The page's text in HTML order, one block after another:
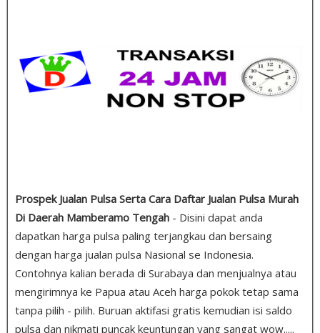
Prospek Jualan Pulsa Serta Cara Daftar Jualan Pulsa Murah
Di Daerah Mamberamo Tengah - Disini dapat anda
dapatkan harga pulsa paling terjangkau dan bersaing
dengan harga jualan pulsa Nasional se Indonesia.
Contohnya kalian berada di Surabaya dan menjualnya atau
mengirimnya ke Papua atau Aceh harga pokok tetap sama
tanpa pilih - pilih. Buruan aktifasi gratis kemudian isi saldo
pulsa dan nikmati puncak keuntungan yang sangat wow.....